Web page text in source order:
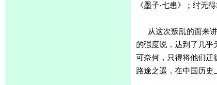
《墨子·七患》；纣无
从这次叛乱的面来
的强度说，达到了几
可奈何，只得将他们迁
路途之遥，在中国历史